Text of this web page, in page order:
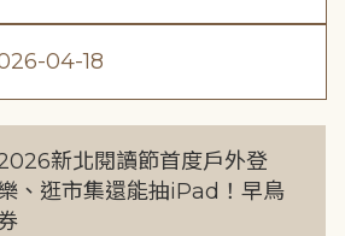
04-18
2026新北閱讀節首度戶外登
、逛市集還能抽iPad！早鳥